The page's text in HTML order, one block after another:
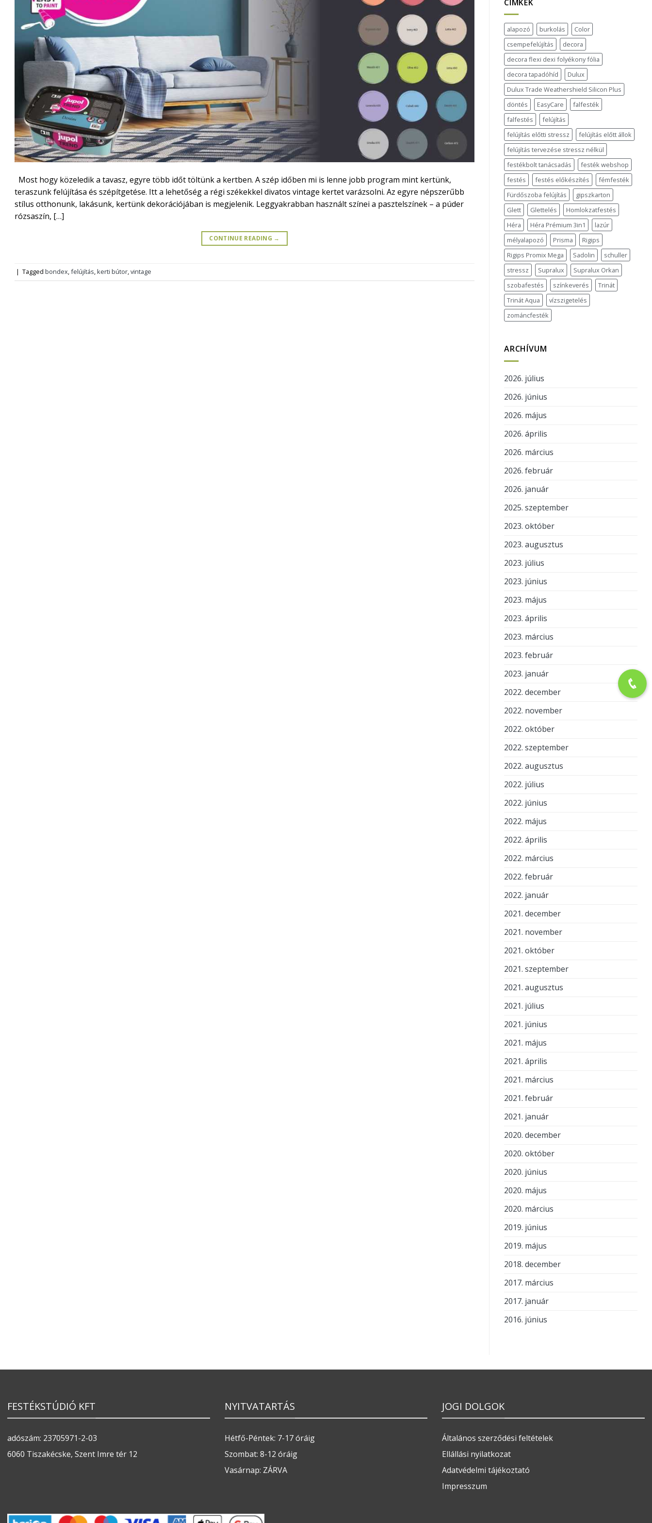
Most hogy közeledik a tavasz, egyre több időt töltünk a kertben. A szép időben mi is lenne jobb program mint kertünk,
teraszunk felújítása és szépítgetése. Itt a lehetőség a régi székekkel divatos vintage kertet varázsolni. Az egyre népszerűbb
stílus otthonunk, lakásunk, kertünk dekorációjában is megjelenik. Leggyakrabban használt színei a pasztelszínek – a púder
rózsaszín, […]
CONTINUE READING →
| Tagged bondex,felújítás,kerti bútor,vintage
CÍMKÉK
alapozó burkolás
Color
csempefelújítás
decora
decora flexi dexi folyékony fólia
decora tapadóhíd
Dulux
Dulux Trade Weathershield Silicon Plus
döntés
EasyCare
falfesték
falfestés
felújítás
felújítás előtti stressz
felújítás előtt állok
felújítás tervezése stressz nélkül
festékbolt tanácsadás
festék webshop
festés
festés előkészítés
fémfesték
Fürdőszoba felújítás
gipszkarton
Glett
Glettelés
Homlokzatfestés
Héra
Héra Prémium 3in1
lazúr
mélyalapozó
Prisma
Rigips
Rigips Promix Mega
Sadolin
schuller
stressz
Supralux
Supralux Orkan
szobafestés
színkeverés
Trinát
Trinát Aqua
vízszigetelés
zománcfesték
ARCHÍVUM
2026. július
2026. június
2026. május
2026. április
2026. március
2026. február
2026. január
2025. szeptember
2023. október
2023. augusztus
2023. július
2023. június
2023. május
2023. április
2023. március
2023. február
2023. január
2022. december
2022. november
2022. október
2022. szeptember
2022. augusztus
2022. július
2022. június
2022. május
2022. április
2022. március
2022. február
2022. január
2021. december
2021. november
2021. október
2021. szeptember
2021. augusztus
2021. július
2021. június
2021. május
2021. április
2021. március
2021. február
2021. január
2020. december
2020. október
2020. június
2020. május
2020. március
2019. június
2019. május
2018. december
2017. március
2017. január
2016. június
FESTÉKSTÚDIÓ KFT
adószám: 23705971-2-03
6060 Tiszakécske, Szent Imre tér 12
NYITVATARTÁS
Hétfő-Péntek: 7-17 óráig
Szombat: 8-12 óráig
Vasárnap: ZÁRVA
JOGI DOLGOK
Általános szerződési feltételek
Ellállási nyilatkozat
Adatvédelmi tájékoztató
Impresszum